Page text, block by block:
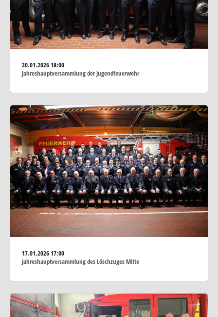
20.01.202618:00
Jahreshauptversammlung der Jugendfeuerwehr
17.01.202617:00
Jahreshauptversammlung des Löschzuges Mitte